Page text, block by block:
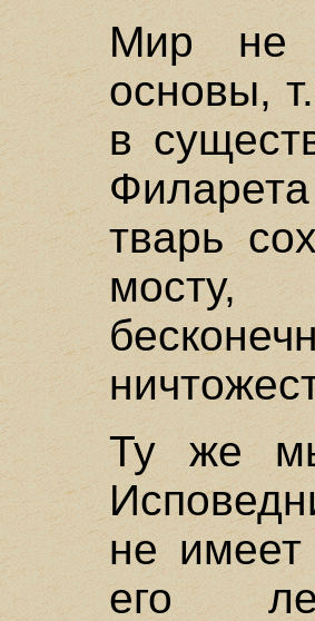
Мир не
основы,
в
тварь
Ту же
не
его